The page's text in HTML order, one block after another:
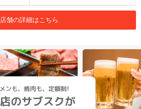
店舗の詳細はこちら